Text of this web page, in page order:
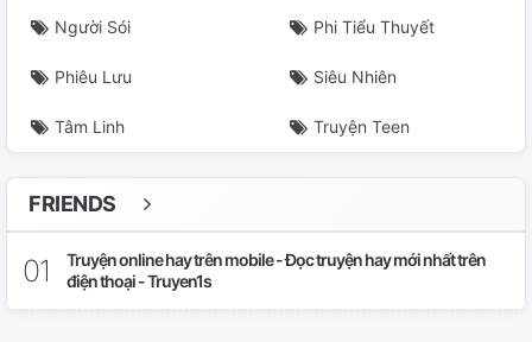
Người Sói Phi Tiểu Thuyết
Phiêu Lưu Siêu Nhiên
Tâm Linh Truyện Teen
FRIENDS
Truyện online hay trên mobile - Đọc truyện hay mới nhất trên
điện thoại - Truyen1s